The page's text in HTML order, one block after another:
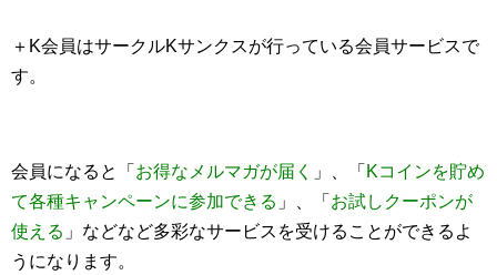
＋K会員はサークルKサンクスが行っている会員サービスで
す。
会員になると「 お得なメルマガが届く 」、「 Kコインを貯め
て各種キャンペーンに参加できる 」、「 お試しクーポンが
使える 」などなど多彩なサービスを受けることができるよ
うになります。